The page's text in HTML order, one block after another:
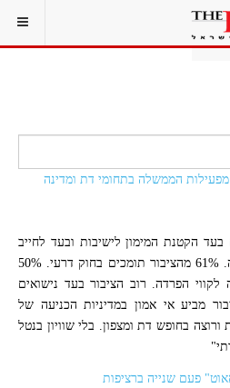
חרדים בעד הקטנת המימון לישיבות ובעד לחייב
המוסדות החרדים בתוכנית ליבה. 61% מהציבור תומכים בחוק דרעי. 50%
הפרדה. רוב הציבור בעד נישואים
מביע אי אמון במדיניות הכניעה של
בחופש דת ומצפון. בלי שוויון בנטל
פעם שנייה ברציפות